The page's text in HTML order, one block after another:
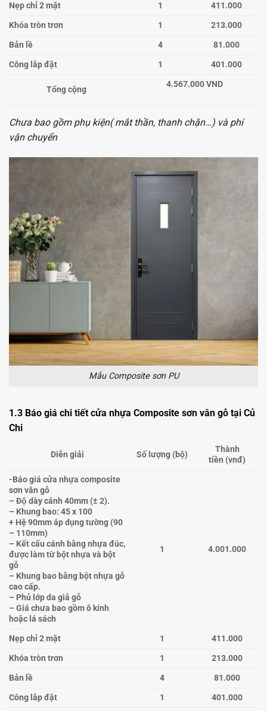
Nẹp chỉ 2 mặt 1
411.000
Khóa tròn trơn
1
213.000
Bản lề
4
81.000
Công lắp đặt
1 401.000
Tổng cộng
4.567.000 VND
Chưa bao gồm phụ kiện( mắt thần, thanh chặn…) và phí
vận chuyển
Mẫu Composite sơn PU
1.3 Báo giá chi tiết cửa nhựa Composite sơn vân gỗ tại Củ
Chi
Diễn giải Số lượng (bộ)
Thành
tiền (vnđ)
-Báo giá cửa nhựa composite
sơn vân gỗ
– Độ dày cánh 40mm (± 2).
– Khung bao: 45 x 100
+ Hệ 90mm áp dụng tường (90
– 110mm)
– Kết cấu cánh bằng nhựa đúc,
được làm từ bột nhựa và bột
gỗ
– Khung bao bằng bột nhựa gỗ
cao cấp.
– Phủ lớp da giả gỗ
– Giá chưa bao gồm ô kính
hoặc lá sách
1 4.001.000
Nẹp chỉ 2 mặt 1
411.000
Khóa tròn trơn
1
213.000
Bản lề
4
81.000
Công lắp đặt
1 401.000